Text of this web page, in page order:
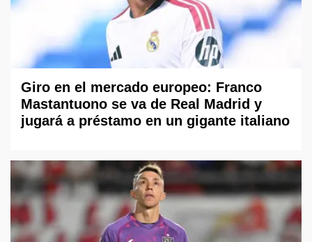
Giro en el mercado europeo: Franco
Mastantuono se va de Real Madrid y
jugará a préstamo en un gigante italiano